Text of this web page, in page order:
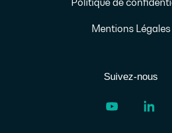
Politique de
Mentions Légales
Suivez-nous